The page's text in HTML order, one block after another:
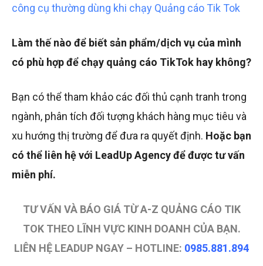
công cụ thường dùng khi chạy Quảng cáo Tik Tok
Làm thế nào để biết sản phẩm/dịch vụ của mình
có phù hợp để chạy quảng cáo TikTok hay không?
Bạn có thể tham khảo các đối thủ cạnh tranh trong
ngành, phân tích đối tượng khách hàng mục tiêu và
xu hướng thị trường để đưa ra quyết định. Hoặc bạn
có thể liên hệ với LeadUp Agency để được tư vấn
miễn phí.
TƯ VẤN VÀ BÁO GIÁ TỪ A-Z QUẢNG CÁO TIK
TOK THEO LĨNH VỰC KINH DOANH CỦA BẠN.
LIÊN HỆ LEADUP NGAY – HOTLINE: 0985.881.894